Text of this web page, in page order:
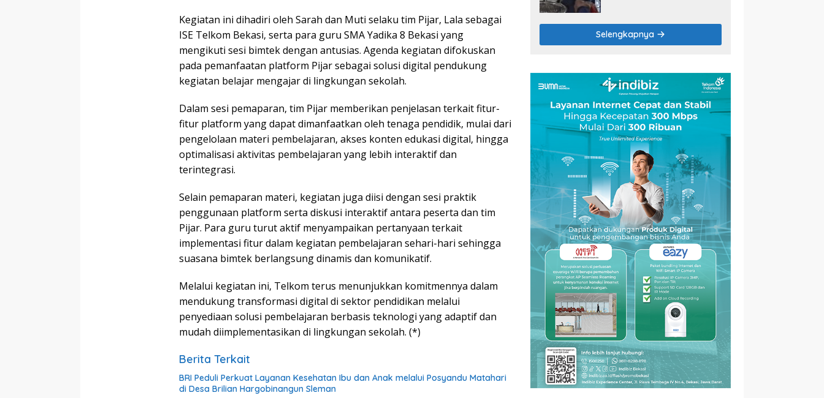
Kegiatan ini dihadiri oleh Sarah dan Muti selaku tim Pijar, Lala sebagai
ISE Telkom Bekasi, serta para guru SMA Yadika 8 Bekasi yang
mengikuti sesi bimtek dengan antusias. Agenda kegiatan difokuskan
pada pemanfaatan platform Pijar sebagai solusi digital pendukung
kegiatan belajar mengajar di lingkungan sekolah.
Dalam sesi pemaparan, tim Pijar memberikan penjelasan terkait fitur-
fitur platform yang dapat dimanfaatkan oleh tenaga pendidik, mulai dari
pengelolaan materi pembelajaran, akses konten edukasi digital, hingga
optimalisasi aktivitas pembelajaran yang lebih interaktif dan
terintegrasi.
Selain pemaparan materi, kegiatan juga diisi dengan sesi praktik
penggunaan platform serta diskusi interaktif antara peserta dan tim
Pijar. Para guru turut aktif menyampaikan pertanyaan terkait
implementasi fitur dalam kegiatan pembelajaran sehari-hari sehingga
suasana bimtek berlangsung dinamis dan komunikatif.
Melalui kegiatan ini, Telkom terus menunjukkan komitmennya dalam
mendukung transformasi digital di sektor pendidikan melalui
penyediaan solusi pembelajaran berbasis teknologi yang adaptif dan
mudah diimplementasikan di lingkungan sekolah. (*)
Berita Terkait
BRI Peduli Perkuat Layanan Kesehatan Ibu dan Anak melalui Posyandu Matahari
di Desa Brilian Hargobinangun Sleman
Selengkapnya